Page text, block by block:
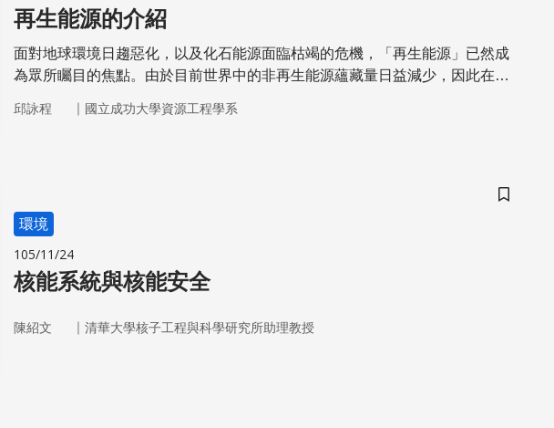
再生能源的介紹
面對地球環境日趨惡化，以及化石能源面臨枯竭的危機，「再生能源」已然成
為眾所矚目的焦點。由於目前世界中的非再生能源蘊藏量日益減少，因此在開
邱詠程 ｜ 國立成功大學資源工程學系
儲存書籤
環境
105/11/24
核能系統與核能安全
陳紹文 ｜ 清華大學核子工程與科學研究所助理教授